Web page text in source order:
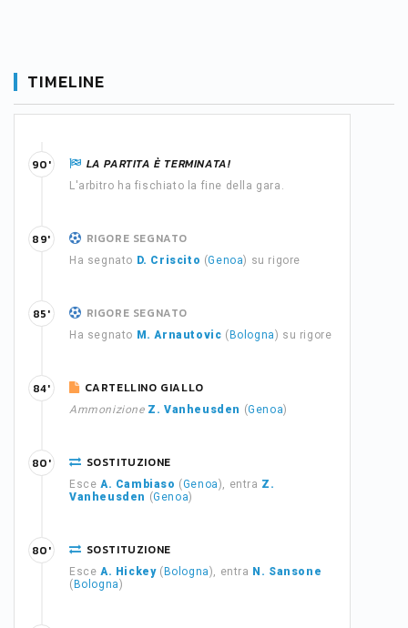
TIMELINE
LA PARTITA È TERMINATA!
L'arbitro ha fischiato la fine della gara.
90'
RIGORE SEGNATO
Ha segnato D. Criscito (Genoa) su rigore
89'
RIGORE SEGNATO
Ha segnato M. Arnautovic ( Bologna) su rigore
85'
CARTELLINO GIALLO
Ammonizione Z. Vanheusden (Genoa)
84'
SOSTITUZIONE
Esce A. Cambiaso (Genoa), entra Z.
Vanheusden (Genoa)
80'
SOSTITUZIONE
Esce A. Hickey( Bologna), entra N. Sansone
( Bologna)
80'